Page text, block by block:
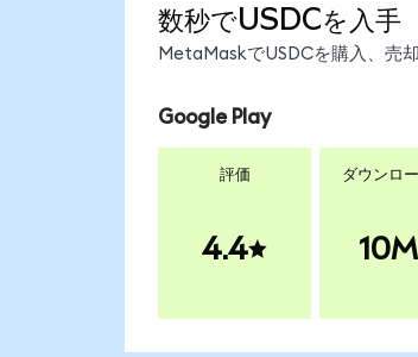
数秒でUSDCを入手
MetaMaskでUSDCを購入、売
Google Play
評価
4.4
ダウンロ